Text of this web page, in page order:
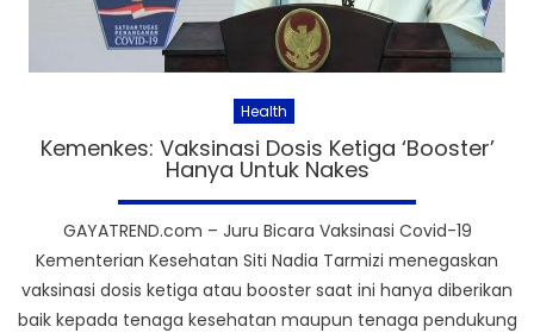
Health
Kemenkes: Vaksinasi Dosis Ketiga ‘Booster’
Hanya Untuk Nakes
GAYATREND.com – Juru Bicara Vaksinasi Covid-19
Kementerian Kesehatan Siti Nadia Tarmizi menegaskan
vaksinasi dosis ketiga atau booster saat ini hanya diberikan
baik kepada tenaga kesehatan maupun tenaga pendukung